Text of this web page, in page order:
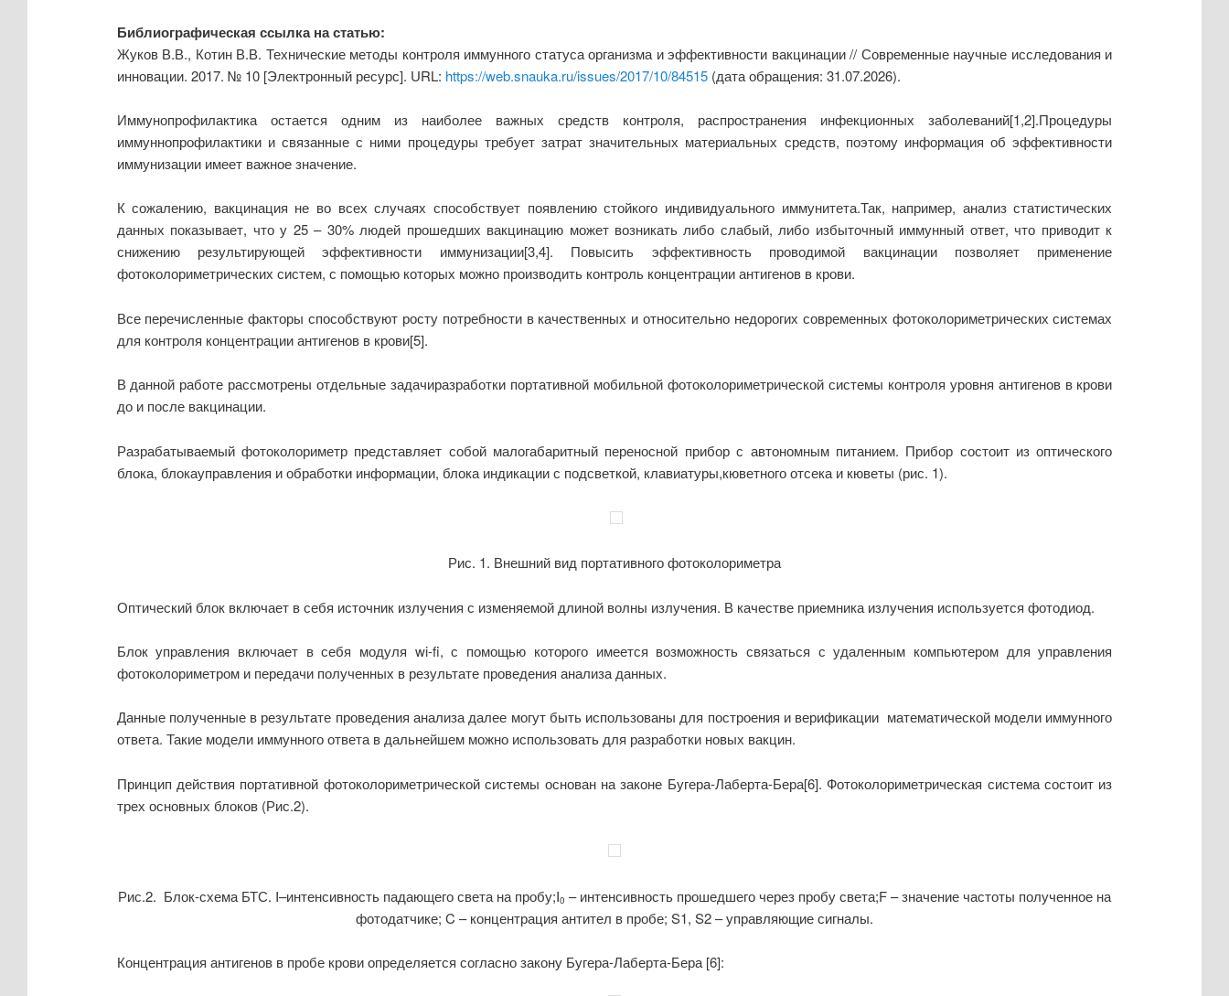
Библиографическая ссылка на статью:
Жуков В.В., Котин В.В. Технические методы контроля иммунного статуса организма и эффективности вакцинации // Современные научные исследования и
инновации. 2017. № 10 [Электронный ресурс]. URL: https://web.snauka.ru/issues/2017/10/84515(дата обращения: 31.07.2026).
Иммунопрофилактика остается одним из наиболее важных средств контроля, распространения инфекционных заболеваний[1,2].Процедуры
иммуннопрофилактики и связанные с ними процедуры требует затрат значительных материальных средств, поэтому информация об эффективности
иммунизации имеет важное значение.
К сожалению, вакцинация не во всех случаях способствует появлению стойкого индивидуального иммунитета.Так, например, анализ статистических
данных показывает, что у 25 – 30% людей прошедших вакцинацию может возникать либо слабый, либо избыточный иммунный ответ, что приводит к
снижению результирующей эффективности иммунизации[3,4]. Повысить эффективность проводимой вакцинации позволяет применение
фотоколориметрических систем, с помощью которых можно производить контроль концентрации антигенов в крови.
Все перечисленные факторы способствуют росту потребности в качественных и относительно недорогих современных фотоколориметрических системах
для контроля концентрации антигенов в крови[5].
В данной работе рассмотрены отдельные задачиразработки портативной мобильной фотоколориметрической системы контроля уровня антигенов в крови
до и после вакцинации.
Разрабатываемый фотоколориметр представляет собой малогабаритный переносной прибор с автономным питанием. Прибор состоит из оптического
блока, блокауправления и обработки информации, блока индикации с подсветкой, клавиатуры,кюветного отсека и кюветы (рис. 1).
Рис. 1. Внешний вид портативного фотоколориметра
Оптический блок включает в себя источник излучения с изменяемой длиной волны излучения. В качестве приемника излучения используется фотодиод.
Блок управления включает в себя модуля wi-fi, с помощью которого имеется возможность связаться с удаленным компьютером для управления
фотоколориметром и передачи полученных в результате проведения анализа данных.
Данные полученные в результате проведения анализа далее могут быть использованы для построения и верификации математической модели иммунного
ответа. Такие модели иммунного ответа в дальнейшем можно использовать для разработки новых вакцин.
Принцип действия портативной фотоколориметрической системы основан на законе Бугера-Лаберта-Бера[6]. Фотоколориметрическая система состоит из
трех основных блоков (Рис.2).
Рис.2. Блок-схема БТС. I–интенсивность падающего света на пробу;I0 – интенсивность прошедшего через пробу света;F – значение частоты полученное на
фотодатчике; C – концентрация антител в пробе; S1, S2 – управляющие сигналы.
Концентрация антигенов в пробе крови определяется согласно закону Бугера-Лаберта-Бера [6]: